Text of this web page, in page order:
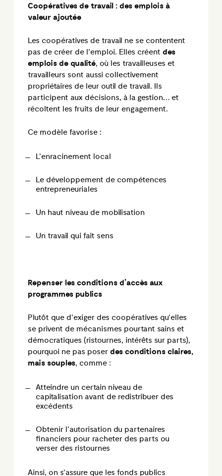
Coopératives de travail : des emplois à
valeur ajoutée
Les coopératives de travail ne se contentent
pas de créer de l’emploi. Elles créent des
emplois de qualité, où les travailleuses et
travailleurs sont aussi collectivement
propriétaires de leur outil de travail. Ils
participent aux décisions, à la gestion… et
récoltent les fruits de leur engagement.
Ce modèle favorise :
L’enracinement local
Le développement de compétences
entrepreneuriales
Un haut niveau de mobilisation
Un travail qui fait sens
Repenser les conditions d’accès aux
programmes publics
Plutôt que d’exiger des coopératives qu’elles
se privent de mécanismes pourtant sains et
démocratiques (ristournes, intérêts sur parts),
pourquoi ne pas poser des conditions claires,
mais souples, comme :
Atteindreun certain niveau de
capitalisation avant de redistribuer des
excédents
Obtenir l’autorisation du partenaires
financiers pour racheter des parts ou
verser des ristournes
Ainsi, on s’assure que les fonds publics